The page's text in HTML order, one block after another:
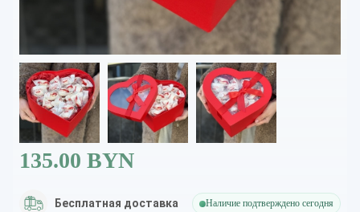
135.00 BYN
Бесплатная доставка Наличие подтверждено сегодня